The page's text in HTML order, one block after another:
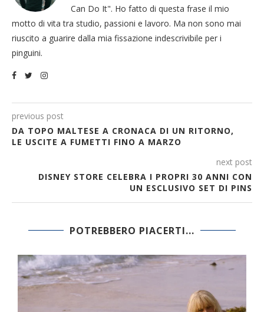
Can Do It". Ho fatto di questa frase il mio
motto di vita tra studio, passioni e lavoro. Ma non sono mai
riuscito a guarire dalla mia fissazione indescrivibile per i
pinguini.
previous post
DA TOPO MALTESE A CRONACA DI UN RITORNO,
LE USCITE A FUMETTI FINO A MARZO
next post
DISNEY STORE CELEBRA I PROPRI 30 ANNI CON
UN ESCLUSIVO SET DI PINS
POTREBBERO PIACERTI...